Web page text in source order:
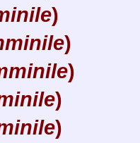
)
)
)
)
)